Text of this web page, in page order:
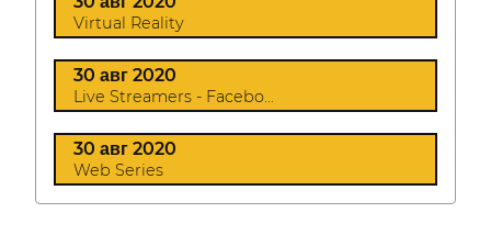
Virtual Reality
30 авг 2020
Live Streamers - Facebo...
30 авг 2020
Web Series